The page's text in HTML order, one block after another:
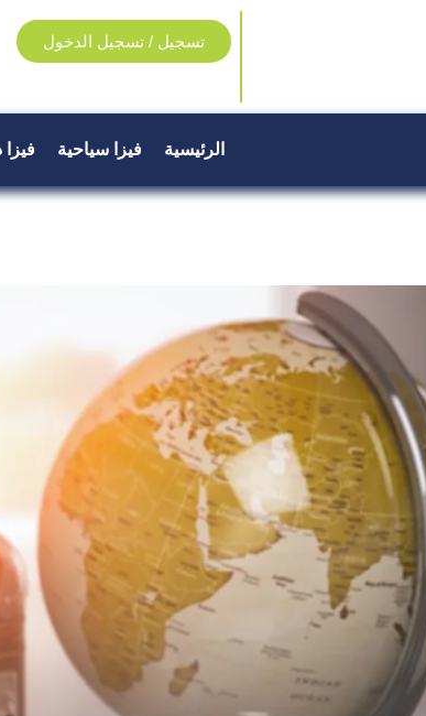
تسجيل / تسجيل الدخول
الرئيسية فيزا سياحية فيزا